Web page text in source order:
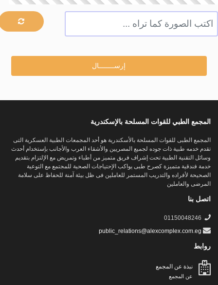
المجمع الطبي للقوات المسلحة بالإسكندرية
المجمع الطبى للقوات المسلحة بالأسكندرية هو أحد المجمعات الطبية العسكرية التى
تقدم خدمه طبية ذات جوده لجميع المصريين والأشقاء العرب والأجانب بإستخدام أحدث
وسائل التقنية الطبية تحت إشراف فريق متميز من أطباء وتمريض مع الإلتزام بتقديم
خدمة فندقية متميزة كصرح طبى يواكب الإحتياجات الصحية للمجتمع مع التوعية
الصحيحة لأفراده والتدريب المستمر للعاملين فى ظل بيئة آمنة للحفاظ على سلامة
المرضى والعاملين
اتصل بنا
01150048246
public_relations@alexcomplex.com.eg
روابط
نبذة عن المجمع
عن المجمع